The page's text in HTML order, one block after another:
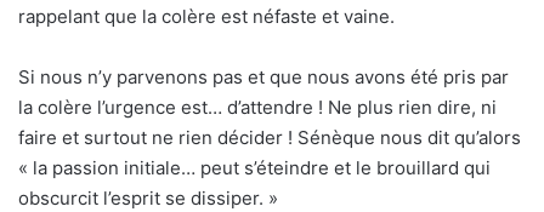
rappelant que la colère est néfaste et vaine.
Si nous n’y parvenons pas et que nous avons été pris par
la colère l’urgence est… d’attendre ! Ne plus rien dire, ni
faire et surtout ne rien décider ! Sénèque nous dit qu’alors
« la passion initiale… peut s’éteindre et le brouillard qui
obscurcit l’esprit se dissiper. »